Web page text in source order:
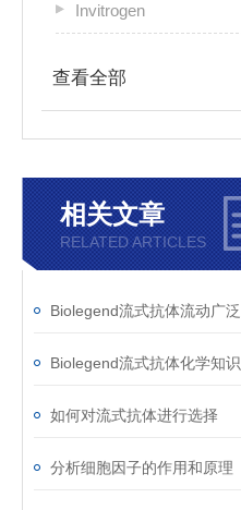
Invitrogen
查看全部
相关文章
RELATED ARTICLES
Biolegend流式抗体流动广泛
Biolegend流式抗体化学知识
如何对流式抗体进行选择
分析细胞因子的作用和原理